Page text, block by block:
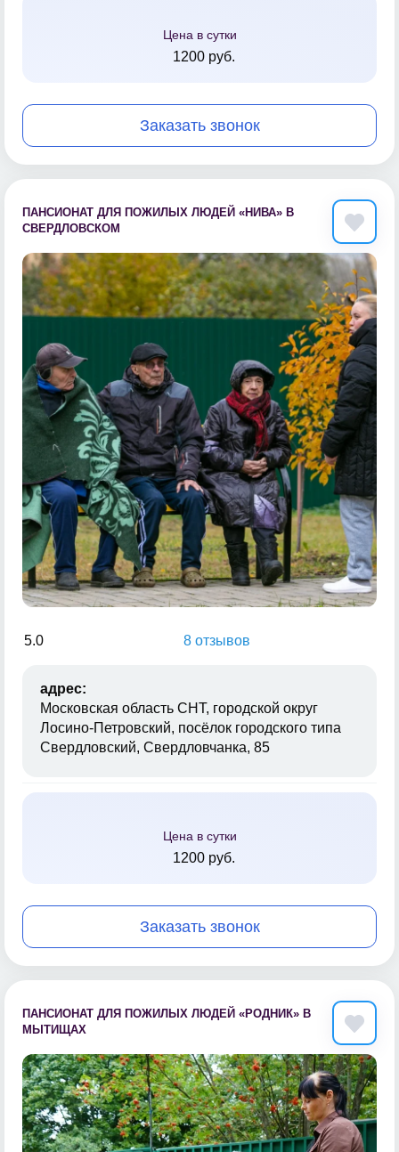
Цена в сутки
1200 руб.
Заказать звонок
ПАНСИОНАТ ДЛЯ ПОЖИЛЫХ ЛЮДЕЙ «НИВА» В
СВЕРДЛОВСКОМ
5.0 8 отзывов
адрес:
Московская область СНТ, городской округ
Лосино-Петровский, посёлок городского типа
Свердловский, Свердловчанка, 85
Цена в сутки
1200 руб.
Заказать звонок
ПАНСИОНАТ ДЛЯ ПОЖИЛЫХ ЛЮДЕЙ «РОДНИК» В
МЫТИЩАХ